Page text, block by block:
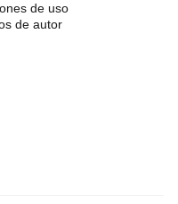
de uso
de autor